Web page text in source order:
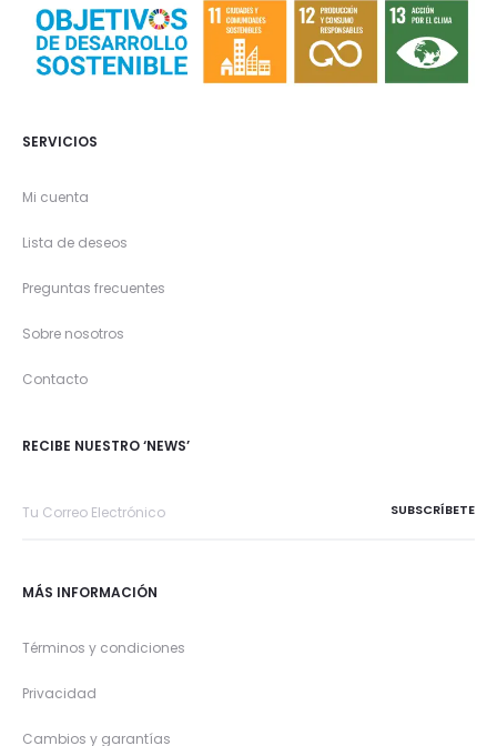
SERVICIOS
Mi cuenta
Lista de deseos
Preguntas frecuentes
Sobre nosotros
Contacto
RECIBE NUESTRO ‘NEWS’
MÁS INFORMACIÓN
Términos y condiciones
Privacidad
Cambios y garantías